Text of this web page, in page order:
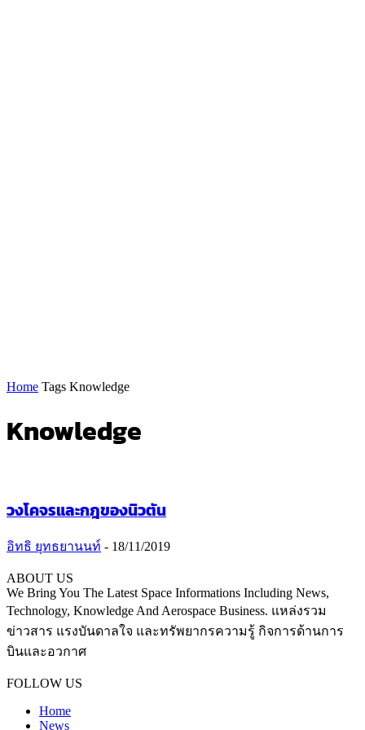
Home Tags Knowledge
Knowledge
วงโคจรและกฎของนิวตัน
อิทธิ ยุทธยานนท์ - 18/11/2019
ABOUT US
We Bring You The Latest Space Informations Including News,
Technology, Knowledge And Aerospace Business. แหล่งรวม
ข่าวสาร แรงบันดาลใจ และทรัพยากรความรู้ กิจการด้านการ
บินและอวกาศ
FOLLOW US
Home
News